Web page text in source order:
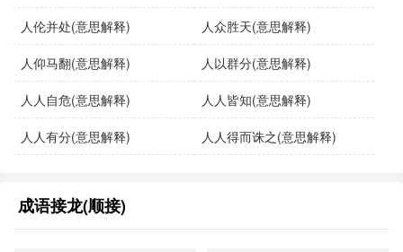
人伦并处(意思解释) 人众胜天(意思解释)
人仰马翻(意思解释) 人以群分(意思解释)
人人自危(意思解释) 人人皆知(意思解释)
人人有分(意思解释) 人人得而诛之(意思解释)
成语接龙(顺接)